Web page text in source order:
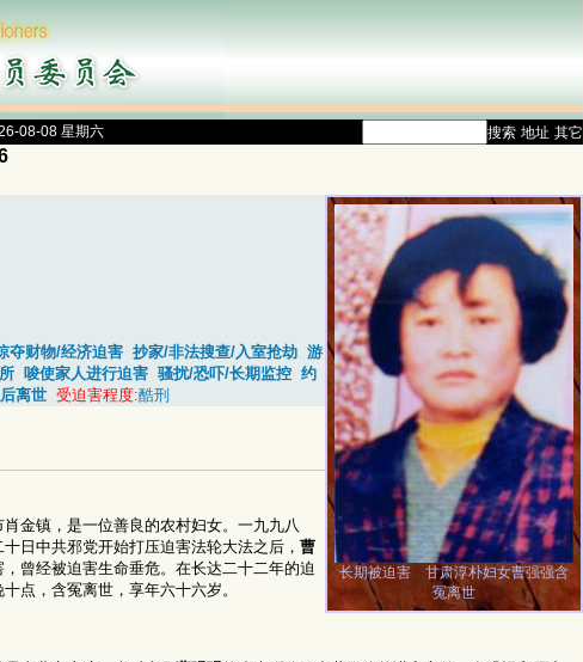
08-08 星期六 搜索 地址 其它
长期被迫害 甘肃淳朴妇女曹强强含
冤离世
夺财物/经济迫害 抄家/非法搜查/入室抢劫 游
唆使家人进行迫害 骚扰/恐吓/长期监控 约
离世 受迫害程度:酷刑
金镇，是一位善良的农村妇女。一九九八
日中共邪党开始打压迫害法轮大法之后， 曹
曾经被迫害生命垂危。在长达二十二年的迫
点，含冤离世，享年六十六岁。